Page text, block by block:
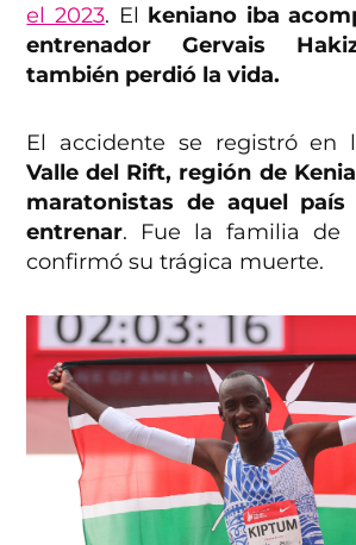
el 2023. El keniano iba
entrenador Gervais
también perdió la vida.
El accidente se registró en
Valle del Rift, región de
maratonistas de aquel país
entrenar. Fue la familia de
confirmó su trágica muerte.